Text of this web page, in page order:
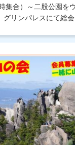
集合）～二股公園を
リンパレスにて総会